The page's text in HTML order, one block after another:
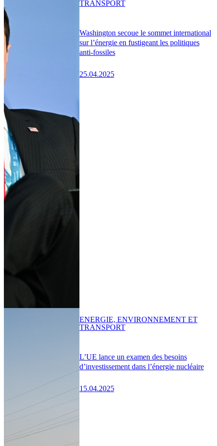
Washington secoue le sommet international
sur l’énergie en fustigeant les politiques
anti-fossiles
25.04.2025
TRANSPORT
L’UE lance un examen des besoins
d’investissement dans l’énergie nucléaire
15.04.2025
ENERGIE, ENVIRONNEMENT ET
TRANSPORT